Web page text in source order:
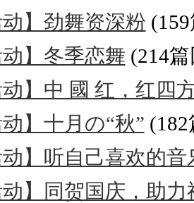
动】劲舞资深粉
动】冬季恋舞 (214
动】中 國 红，红四
动】十月の“秋”
动】听自己喜欢的音
动】同贺国庆，助